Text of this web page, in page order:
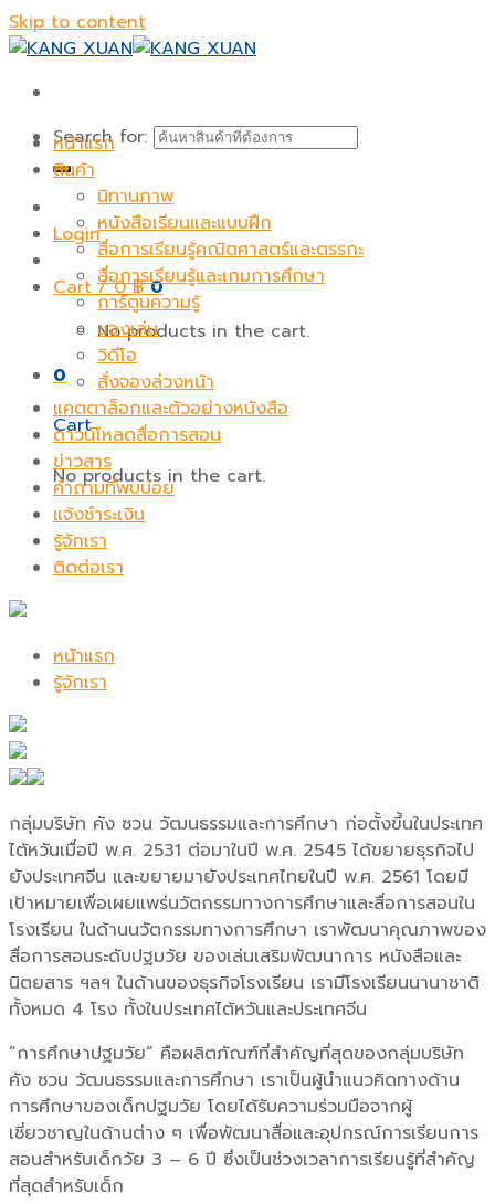
Skip to content
Search for:
Login
Cart /0฿ 0
No products in the cart.
0
Cart
No products in the cart.
หน้าแรก
สินค้า
นิทานภาพ
หนังสือเรียนและแบบฝึก
สื่อการเรียนรู้คณิตศาสตร์และตรรกะ
สื่อการเรียนรู้และเกมการศึกษา
การ์ตูนความรู้
ของเล่น
วิดีโอ
สั่งจองล่วงหน้า
แคตตาล็อกและตัวอย่างหนังสือ
ดาวน์โหลดสื่อการสอน
ข่าวสาร
คำถามที่พบบ่อย
แจ้งชำระเงิน
รู้จักเรา
ติดต่อเรา
หน้าแรก
รู้จักเรา
กลุ่มบริษัท คัง ซวน วัฒนธรรมและการศึกษา ก่อตั้งขึ้นในประเทศ
ไต้หวันเมื่อปี พ.ศ. 2531 ต่อมาในปี พ.ศ. 2545 ได้ขยายธุรกิจไป
ยังประเทศจีน และขยายมายังประเทศไทยในปี พ.ศ. 2561 โดยมี
เป้าหมายเพื่อเผยแพร่นวัตกรรมทางการศึกษาและสื่อการสอนใน
โรงเรียน ในด้านนวัตกรรมทางการศึกษา เราพัฒนาคุณภาพของ
สื่อการสอนระดับปฐมวัย ของเล่นเสริมพัฒนาการ หนังสือและ
นิตยสาร ฯลฯ ในด้านของธุรกิจโรงเรียน เรามีโรงเรียนนานาชาติ
ทั้งหมด 4 โรง ทั้งในประเทศไต้หวันและประเทศจีน
“การศึกษาปฐมวัย” คือผลิตภัณฑ์ที่สำคัญที่สุดของกลุ่มบริษัท
คัง ซวน วัฒนธรรมและการศึกษา เราเป็นผู้นำแนวคิดทางด้าน
การศึกษาของเด็กปฐมวัย โดยได้รับความร่วมมือจากผู้
เชี่ยวชาญในด้านต่าง ๆ เพื่อพัฒนาสื่อและอุปกรณ์การเรียนการ
สอนสำหรับเด็กวัย 3 – 6 ปี ซึ่งเป็นช่วงเวลาการเรียนรู้ที่สำคัญ
ที่สุดสำหรับเด็ก